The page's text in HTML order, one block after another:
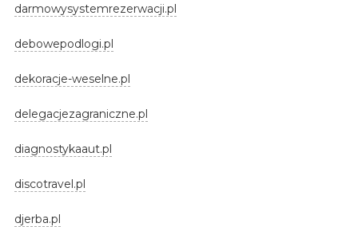
darmowysystemrezerwacji.pl
debowepodlogi.pl
dekoracje-weselne.pl
delegacjezagraniczne.pl
diagnostykaaut.pl
discotravel.pl
djerba.pl